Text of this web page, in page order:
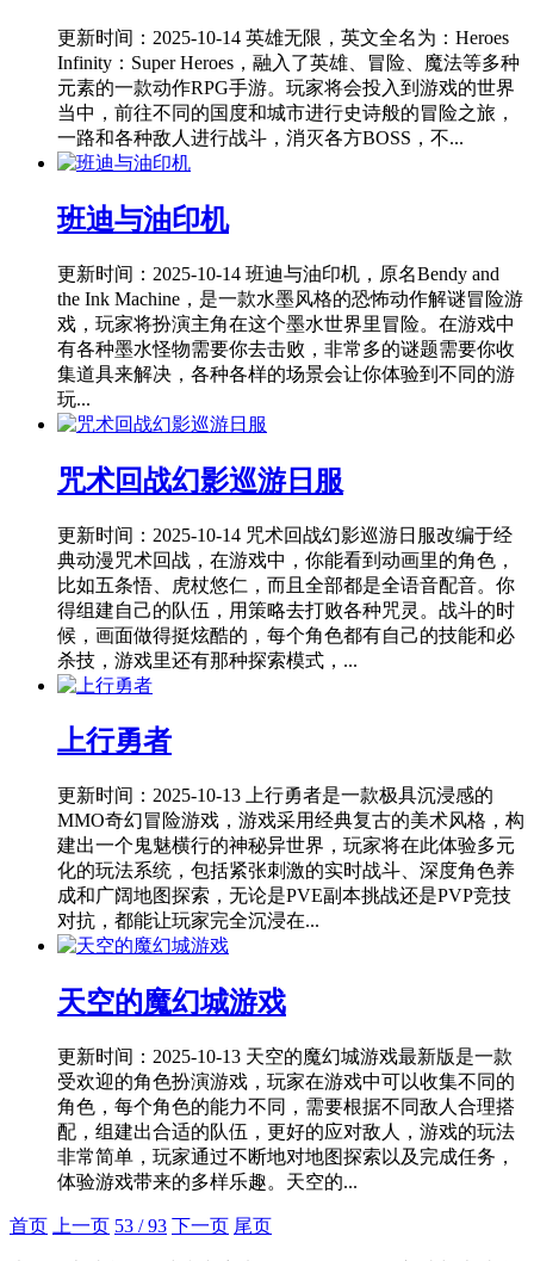
更新时间：2025-10-14 英雄无限，英文全名为：Heroes
Infinity：Super Heroes，融入了英雄、冒险、魔法等多种
元素的一款动作RPG手游。玩家将会投入到游戏的世界
当中，前往不同的国度和城市进行史诗般的冒险之旅，
一路和各种敌人进行战斗，消灭各方BOSS，不...
班迪与油印机
更新时间：2025-10-14 班迪与油印机，原名Bendy and
the Ink Machine，是一款水墨风格的恐怖动作解谜冒险游
戏，玩家将扮演主角在这个墨水世界里冒险。在游戏中
有各种墨水怪物需要你去击败，非常多的谜题需要你收
集道具来解决，各种各样的场景会让你体验到不同的游
玩...
咒术回战幻影巡游日服
更新时间：2025-10-14 咒术回战幻影巡游日服改编于经
典动漫咒术回战，在游戏中，你能看到动画里的角色，
比如五条悟、虎杖悠仁，而且全部都是全语音配音。你
得组建自己的队伍，用策略去打败各种咒灵。战斗的时
候，画面做得挺炫酷的，每个角色都有自己的技能和必
杀技，游戏里还有那种探索模式，...
上行勇者
更新时间：2025-10-13
上行勇者是一款极具沉浸感的
MMO奇幻冒险游戏，游戏采用经典复古的美术风格，构
建出一个鬼魅横行的神秘异世界，玩家将在此体验多元
化的玩法系统，包括紧张刺激的实时战斗、深度角色养
成和广阔地图探索，无论是PVE副本挑战还是PVP竞技
对抗，都能让玩家完全沉浸在...
天空的魔幻城游戏
更新时间：2025-10-13 天空的魔幻城游戏最新版是一款
受欢迎的角色扮演游戏，玩家在游戏中可以收集不同的
角色，每个角色的能力不同，需要根据不同敌人合理搭
配，组建出合适的队伍，更好的应对敌人，游戏的玩法
非常简单，玩家通过不断地对地图探索以及完成任务，
体验游戏带来的多样乐趣。天空的...
首页 上一页 53 / 93 下一页 尾页